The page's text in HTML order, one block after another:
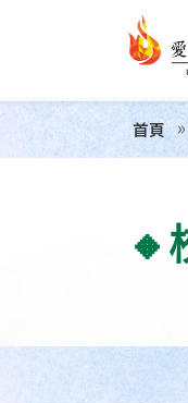
首頁
🔸